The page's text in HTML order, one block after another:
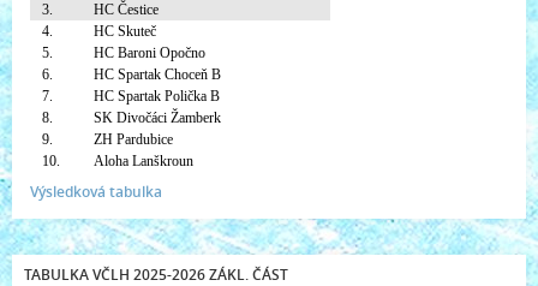
3.
HC Čestice
4.
HC Skuteč
5.
HC Baroni Opočno
6.
HC Spartak Choceň B
7.
HC Spartak Polička B
8.
SK Divočáci Žamberk
9.
ZH Pardubice
10.
Aloha Lanškroun
Výsledková tabulka
TABULKA VČLH 2025-2026 ZÁKL. ČÁST